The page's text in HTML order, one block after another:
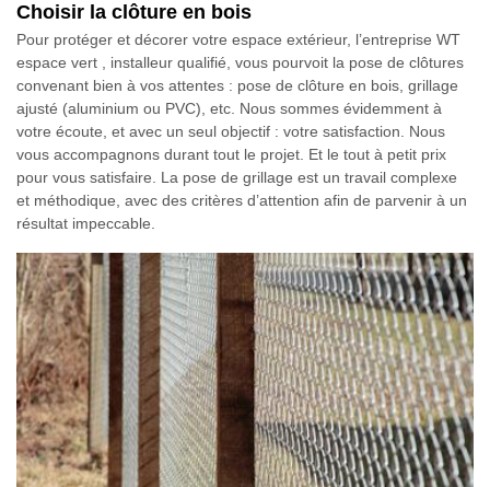
Choisir la clôture en bois
Pour protéger et décorer votre espace extérieur, l’entreprise WT
espace vert , installeur qualifié, vous pourvoit la pose de clôtures
convenant bien à vos attentes : pose de clôture en bois, grillage
ajusté (aluminium ou PVC), etc. Nous sommes évidemment à
votre écoute, et avec un seul objectif : votre satisfaction. Nous
vous accompagnons durant tout le projet. Et le tout à petit prix
pour vous satisfaire. La pose de grillage est un travail complexe
et méthodique, avec des critères d’attention afin de parvenir à un
résultat impeccable.